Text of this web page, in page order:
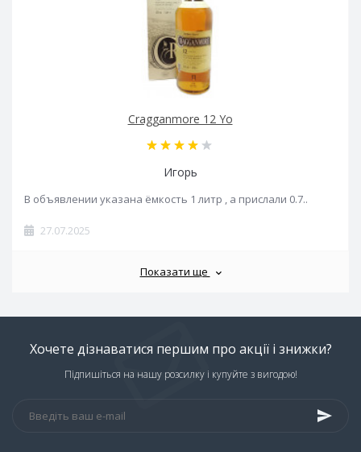
Cragganmore 12 Yo
Игорь
В объявлении указана ёмкость 1 литр , а прислали 0.7..
27.07.2025
Показати ще
Хочете дізнаватися першим про акції і знижки?
Підпишіться на нашу розсилку і купуйте з вигодою!